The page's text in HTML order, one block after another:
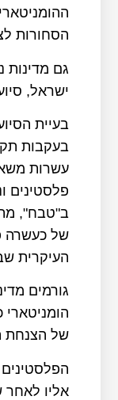
הסחורות
גם מדינות
ישראל,
בעיית
עשרות
פלסטינים
ב"טבח",
של כעשרה
העיקרית
גורמים
של הצנחת
אליו לאחר